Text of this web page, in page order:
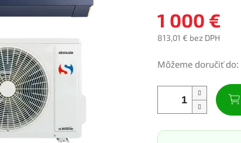
1 000 €
813,01 € bez DPH
cena:
Môžeme doručiť do: